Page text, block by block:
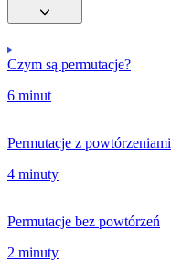
Czym są permutacje?
6 minut
Permutacje z powtórzeniami
4 minuty
Permutacje bez powtórzeń
2 minuty